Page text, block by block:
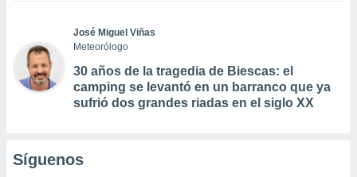
José Miguel Viñas
Meteorólogo
30 años de la tragedia de Biescas: el
camping se levantó en un barranco que ya
sufrió dos grandes riadas en el siglo XX
Síguenos